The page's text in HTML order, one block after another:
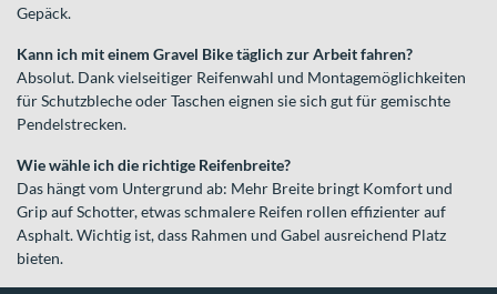
Gepäck.
Kann ich mit einem Gravel Bike täglich zur Arbeit fahren?
Absolut. Dank vielseitiger Reifenwahl und Montagemöglichkeiten
für Schutzbleche oder Taschen eignen sie sich gut für gemischte
Pendelstrecken.
Wie wähle ich die richtige Reifenbreite?
Das hängt vom Untergrund ab: Mehr Breite bringt Komfort und
Grip auf Schotter, etwas schmalere Reifen rollen effizienter auf
Asphalt. Wichtig ist, dass Rahmen und Gabel ausreichend Platz
bieten.